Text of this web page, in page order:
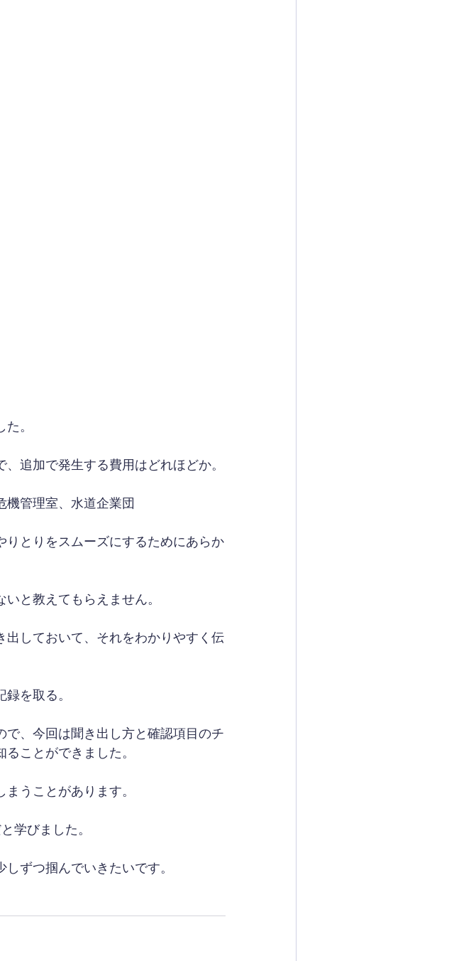
。
追加で発生する費用はどれほどか。
機管理室、水道企業団
とりをスムーズにするためにあらか
と教えてもらえません。
しておいて、それをわかりやすく伝
を取る。
、今回は聞き出し方と確認項目のチ
ことができました。
うことがあります。
学びました。
ずつ掴んでいきたいです。